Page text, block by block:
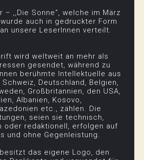
– ,,Die Sonne“, welche im März
auch in gedruckter Form
unsere LeserInnen verteilt.
wird weltweit an mehr als
gesendet, während zu
berühmte Intellektuelle aus
Deutschland, Belgien,
Großbritannien, den USA,
Albanien, Kosovo,
etc., zählen. Die
seien sie technisch,
oder redaktionell, erfolgen auf
und ohne Gegenleistung.
das eigene Logo, den